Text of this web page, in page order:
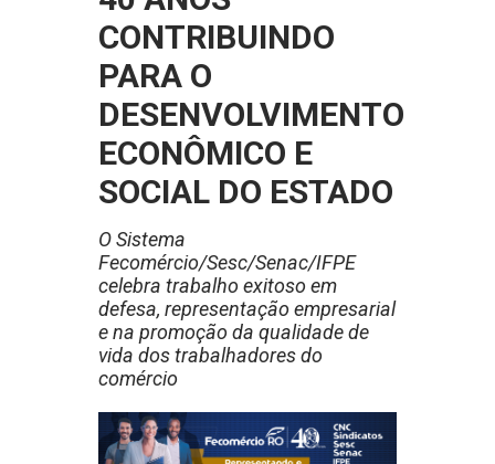
CONTRIBUINDO
PARA O
DESENVOLVIMENTO
ECONÔMICO E
SOCIAL DO ESTADO
O Sistema
Fecomércio/Sesc/Senac/IFPE
celebra trabalho exitoso em
defesa, representação empresarial
e na promoção da qualidade de
vida dos trabalhadores do
comércio